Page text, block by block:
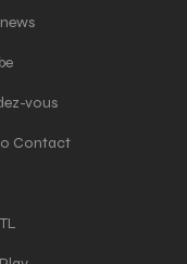
vous
Contact